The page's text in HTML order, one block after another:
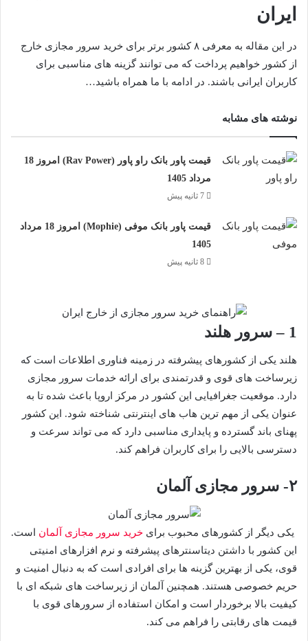
ایران
در این مقاله به معرفی ۸ کشور برتر برای خرید سرور مجازی خارج
از کشور خواهیم پرداخت که می توانند گزینه های مناسبی برای
کاربران ایرانی باشند. در ادامه با ما همراه باشید…
نوشته های مشابه
قیمت پاور بانک راو پاور (Rav Power) امروز 18
مرداد 1405
7 ثانیه پیش
قیمت پاور بانک موفی (Mophie) امروز 18 مرداد
1405
8 ثانیه پیش
1 – سرور هلند
هلند یکی از کشورهای پیشرفته در زمینه فناوری اطلاعات است که
زیرساخت های قوی و قدرتمندی برای ارائه خدمات سرور مجازی
دارد. موقعیت جغرافیایی این کشور در مرکز اروپا باعث شده تا به
عنوان یکی از مهم ترین هاب های اینترنتی شناخته شود. این کشور
پهنای باند گسترده و پایداری مناسبی دارد که می تواند سرعت و
دسترسی بالایی را برای کاربران فراهم کند.
۲- سرور مجازی آلمان
یکی دیگر از کشورهای محبوب برای خرید سرور مجازی آلمان است.
این کشور با داشتن دیتاسنترهای پیشرفته و نرم افزارهای امنیتی
قوی، یکی از بهترین گزینه ها برای افرادی است که به دنبال امنیت و
حریم خصوصی هستند. همچنین آلمان از زیرساخت های شبکه ای با
کیفیت بالا برخوردار است و امکان استفاده از سرورهای قوی با
قیمت های رقابتی را فراهم می کند.